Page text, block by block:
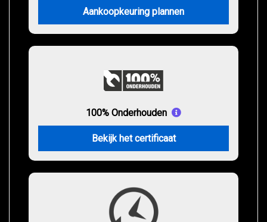
Aankoopkeuring plannen
100% Onderhouden
Bekijk het certificaat